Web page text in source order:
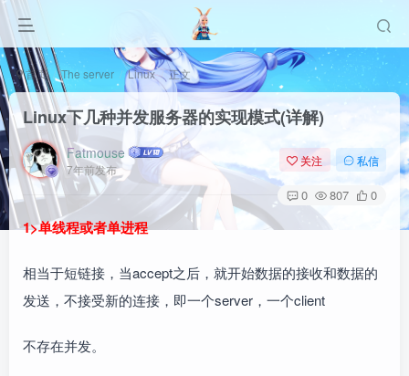
首页 The server Linux 正文
Linux下几种并发服务器的实现模式(详解)
Fatmouse
7年前发布
关注 私信
0 807 0
1>单线程或者单进程
相当于短链接，当accept之后，就开始数据的接收和数据的
发送，不接受新的连接，即一个server，一个client
不存在并发。